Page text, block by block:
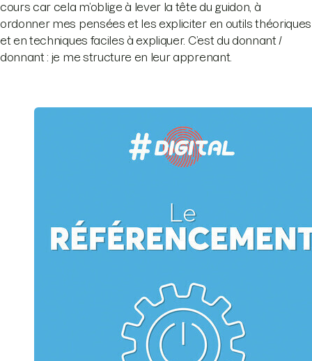
cours car cela m’oblige à lever la tête du guidon, à
ordonner mes pensées et les expliciter en outils théoriques
et en techniques faciles à expliquer. C’est du donnant /
donnant : je me structure en leur apprenant.